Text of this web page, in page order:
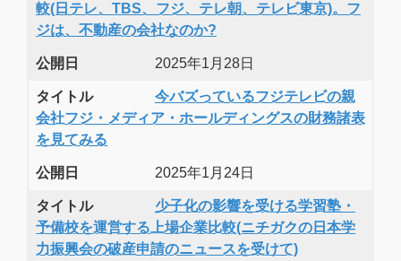
較(日テレ、TBS、フジ、テレ朝、テレビ東京)。フ
ジは、不動産の会社なのか?
公開日 2025年1月28日
タイトル
今バズっているフジテレビの親
会社フジ・メディア・ホールディングスの財務諸表
を見てみる
公開日 2025年1月24日
タイトル
少子化の影響を受ける学習塾・
予備校を運営する上場企業比較(ニチガクの日本学
力振興会の破産申請のニュースを受けて)